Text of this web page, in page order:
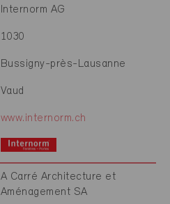
Internorm AG
1030
Bussigny-près-Lausanne
Vaud
www.internorm.ch
A Carré Architecture et
Aménagement SA